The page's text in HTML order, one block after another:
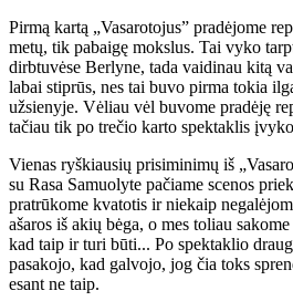
Pirmą kartą „Vasarotojus” pradėjome
metų, tik pabaigę mokslus. Tai vyko
dirbtuvėse Berlyne, tada vaidinau kitą
labai stiprūs, nes tai buvo pirma tokia
užsienyje. Vėliau vėl buvome pradėję
tačiau tik po trečio karto spektaklis
Vienas ryškiausių prisiminimų iš
su Rasa Samuolyte pačiame scenos
pratrūkome kvatotis ir niekaip
ašaros iš akių bėga, o mes toliau
kad taip ir turi būti... Po spektaklio
pasakojo, kad galvojo, jog čia toks
esant ne taip.